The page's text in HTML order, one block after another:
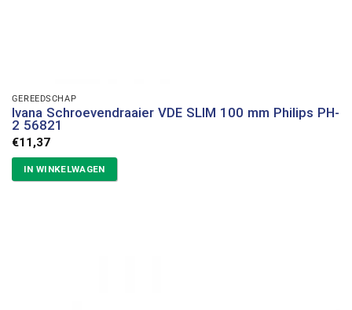
GEREEDSCHAP
Ivana Schroevendraaier VDE SLIM 100 mm Philips PH-
2 56821
€11,37
IN WINKELWAGEN